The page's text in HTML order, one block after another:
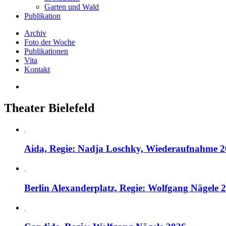
Garten und Wald
Publikation
Archiv
Foto der Woche
Publikationen
Vita
Kontakt
Theater Bielefeld
Aida, Regie: Nadja Loschky, Wiederaufnahme
Berlin Alexanderplatz, Regie: Wolfgang Nägele